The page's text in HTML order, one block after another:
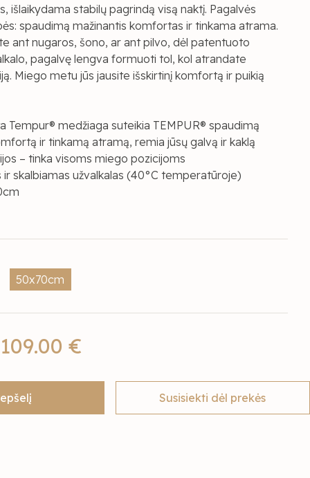
išlaikydama stabilų pagrindą visą naktį. Pagalvės
spaudimą mažinantis komfortas ir tinkama atrama.
ant nugaros, šono, ar ant pilvo, dėl patentuoto
pagalvę lengva formuoti tol, kol atrandate
Miego metu jūs jausite išskirtinį komfortą ir puikią
Tempur® medžiaga suteikia TEMPUR® spaudimą
ir tinkamą atramą, remia jūsų galvą ir kaklą
– tinka visoms miego pozicijoms
ir skalbiamas užvalkalas (40°C temperatūroje)
50x70cm
109.00 €
Susisiekti dėl prekės